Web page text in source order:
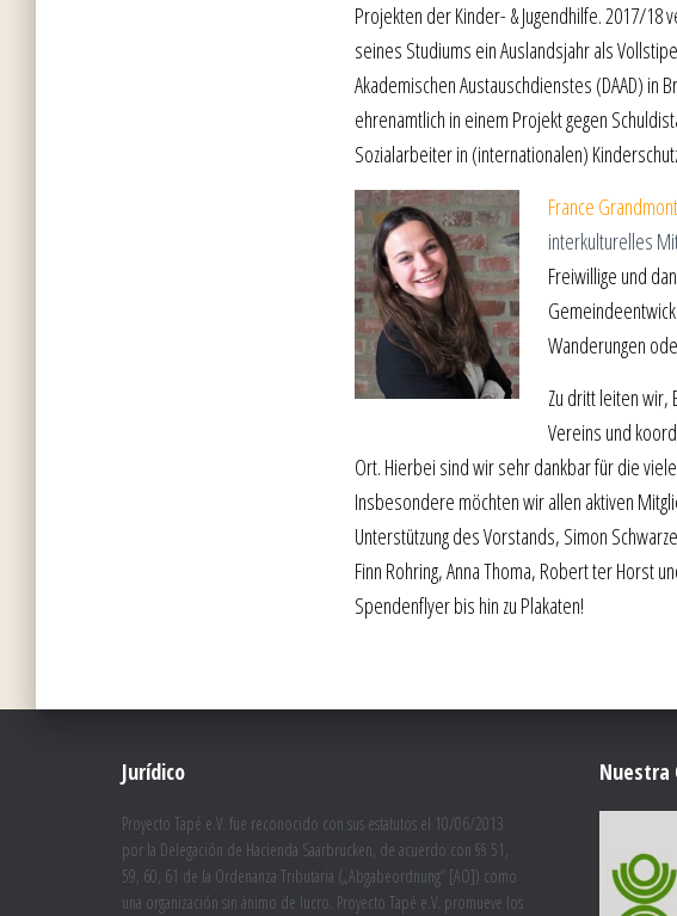
Projekten der Kinder- & Jugendhilfe. 2017/18
seines Studiums ein Auslandsjahr als
Akademischen Austauschdienstes (DAAD) in
ehrenamtlich in einem Projekt gegen
Sozialarbeiter in (internationalen)
France
interkulturelles
Freiwillige und
Wanderungen
Zu dritt leiten wir,
Vereins und
Ort. Hierbei sind wir sehr dankbar für die
Insbesondere möchten wir allen aktiven
Unterstützung des Vorstands, Simon
Finn Rohring, Anna Thoma, Robert ter Horst
Spendenflyer bis hin zu Plakaten!
Jurídico
Proyecto Tapé e.V. fue reconocido con sus estatutos el 10/06/2013
por la Delegación de Hacienda Saarbrücken, de acuerdo con §§ 51,
59, 60, 61 de la Ordenanza Tributaria („Abgabeordnung“ [AO]) como
una organización sin ánimo de lucro. Proyecto Tapé e.V. promueve los
Nuestra